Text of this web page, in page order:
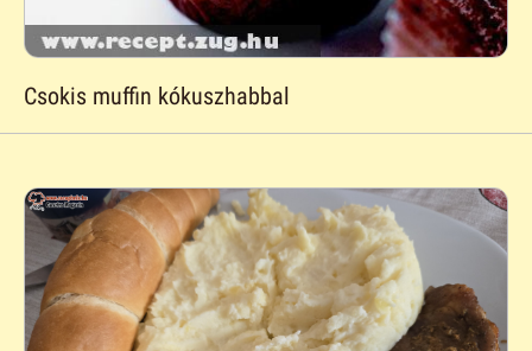
Csokis muffin kókuszhabbal